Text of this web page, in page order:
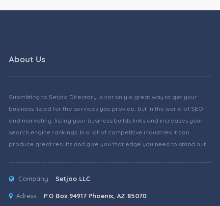
About Us
Submitting to Setjoo Directory is not only a great way to get your
business listed for the services you provide, but in the world of SEO
and marketing, listing your business builds links and increases your
search engine rankings. In a lot of competitive industries it can
produce great results and give you that edge you need to stand out.
Company : Setjoo LLC
Adress : P.O Box 94917 Phoenix, AZ 85070